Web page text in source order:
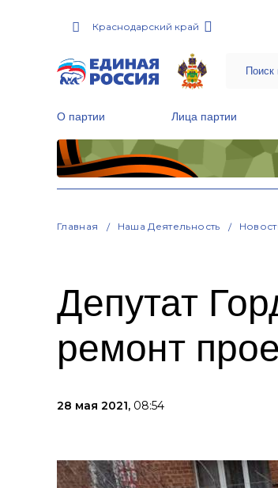
Краснодарский край
О партии Лица партии
Главная Наша Деятельность
Депутат
ремонт
28 мая 2021, 08:54